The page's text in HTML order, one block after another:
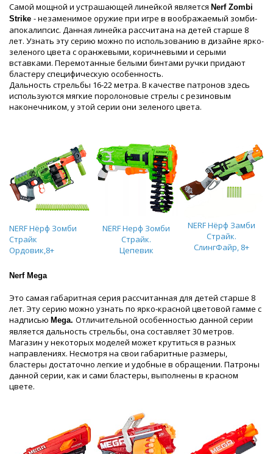
Самой мощной и устрашающей линейкой является Nerf Zombi
Strike - незаменимое оружие при игре в воображаемый зомби-
апокалипсис. Данная линейка рассчитана на детей старше 8
лет. Узнать эту серию можно по использованию в дизайне ярко-
зеленого цвета с оранжевыми, коричневыми и серыми
вставками. Перемотанные белыми бинтами ручки придают
бластеру специфическую особенность.
Дальность стрельбы 16-22 метра. В качестве патронов здесь
используются мягкие поролоновые стрелы с резиновым
наконечником, у этой серии они зеленого цвета.
NERF Нёрф Зомби
Страйк
Ордовик,8+
NERF Нерф Зомби
Страйк.
Цепевик
NERF Нёрф Замби
Страйк.
СлингФайр, 8+
Nerf Mega
Это самая габаритная серия рассчитанная для детей старше 8
лет. Эту серию можно узнать по ярко-красной цветовой гамме с
надписью Mega. Отличительной особенностью данной серии
является дальность стрельбы, она составляет 30 метров.
Магазин у некоторых моделей может крутиться в разных
направлениях. Несмотря на свои габаритные размеры,
бластеры достаточно легкие и удобные в обращении. Патроны
данной серии, как и сами бластеры, выполнены в красном
цвете.